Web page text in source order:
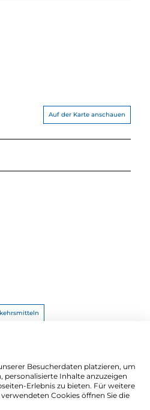
Auf der Karte anschauen
Besucherdaten platzieren, um
personalisierte Inhalte anzuzeigen
Erlebnis zu bieten. Für weitere
Cookies öffnen Sie die